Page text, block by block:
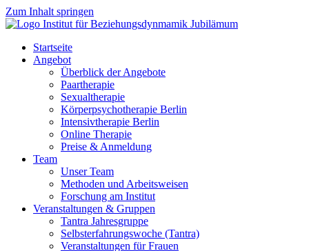
Zum Inhalt springen
Startseite
Angebot
Überblick der Angebote
Paartherapie
Sexualtherapie
Körperpsychotherapie Berlin
Intensivtherapie Berlin
Online Therapie
Preise & Anmeldung
Team
Unser Team
Methoden und Arbeitsweisen
Forschung am Institut
Veranstaltungen & Gruppen
Tantra Jahresgruppe
Selbsterfahrungswoche (Tantra)
Veranstaltungen für Frauen